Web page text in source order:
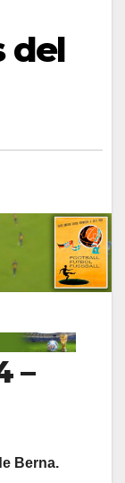
del
–
Berna.